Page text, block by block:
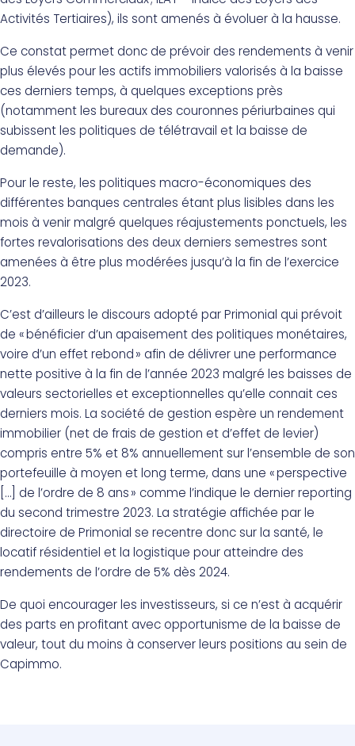
Activités Tertiaires), ils sont amenés à évoluer à la hausse.
Ce constat permet donc de prévoir des rendements à venir
plus élevés pour les actifs immobiliers valorisés à la baisse
ces derniers temps, à quelques exceptions près
(notamment les bureaux des couronnes périurbaines qui
subissent les politiques de télétravail et la baisse de
demande).
Pour le reste, les politiques macro-économiques des
différentes banques centrales étant plus lisibles dans les
mois à venir malgré quelques réajustements ponctuels, les
fortes revalorisations des deux derniers semestres sont
amenées à être plus modérées jusqu’à la fin de l’exercice
2023.
C’est d’ailleurs le discours adopté par Primonial qui prévoit
de « bénéficier d’un apaisement des politiques monétaires,
voire d’un effet rebond » afin de délivrer une performance
nette positive à la fin de l’année 2023 malgré les baisses de
valeurs sectorielles et exceptionnelles qu’elle connait ces
derniers mois. La société de gestion espère un rendement
immobilier (net de frais de gestion et d’effet de levier)
compris entre 5% et 8% annuellement sur l’ensemble de son
portefeuille à moyen et long terme, dans une « perspective
[…] de l’ordre de 8 ans » comme l’indique le dernier reporting
du second trimestre 2023. La stratégie affichée par le
directoire de Primonial se recentre donc sur la santé, le
locatif résidentiel et la logistique pour atteindre des
rendements de l’ordre de 5% dès 2024.
De quoi encourager les investisseurs, si ce n’est à acquérir
des parts en profitant avec opportunisme de la baisse de
valeur, tout du moins à conserver leurs positions au sein de
Capimmo.